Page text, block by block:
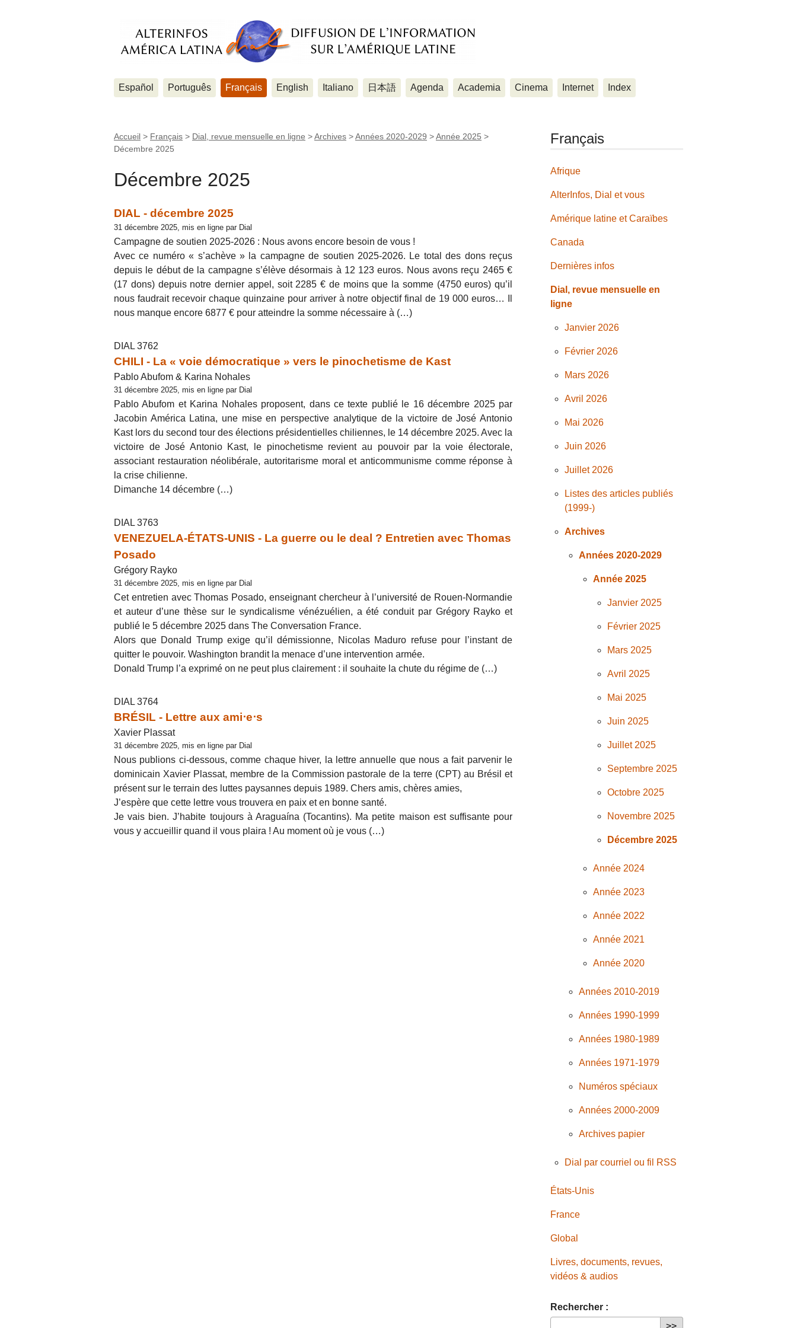
Español Português Français English Italiano 日本語 Agenda Academia Cinema Internet Index
Accueil > Français > Dial, revue mensuelle en ligne >Archives >Années 2020-2029 >Année 2025 >
Décembre 2025
Décembre 2025
DIAL - décembre 2025
31 décembre 2025, mis en ligne par Dial
Campagne de soutien 2025-2026 : Nous avons encore besoin de vous !
Avec ce numéro « s’achève » la campagne de soutien 2025-2026. Le total des dons reçus
depuis le début de la campagne s’élève désormais à 12 123 euros. Nous avons reçu 2465 €
(17 dons) depuis notre dernier appel, soit 2285 € de moins que la somme (4750 euros) qu’il
nous faudrait recevoir chaque quinzaine pour arriver à notre objectif final de 19 000 euros… Il
nous manque encore 6877 € pour atteindre la somme nécessaire à (…)
DIAL 3762
CHILI - La « voie démocratique » vers le pinochetisme de Kast
Pablo Abufom & Karina Nohales
31 décembre 2025, mis en ligne par Dial
Pablo Abufom et Karina Nohales proposent, dans ce texte publié le 16 décembre 2025 par
Jacobin América Latina, une mise en perspective analytique de la victoire de José Antonio
Kast lors du second tour des élections présidentielles chiliennes, le 14 décembre 2025. Avec la
victoire de José Antonio Kast, le pinochetisme revient au pouvoir par la voie électorale,
associant restauration néolibérale, autoritarisme moral et anticommunisme comme réponse à
la crise chilienne.
Dimanche 14 décembre (…)
DIAL 3763
VENEZUELA-ÉTATS-UNIS - La guerre ou le deal ? Entretien avec Thomas
Posado
Grégory Rayko
31 décembre 2025, mis en ligne par Dial
Cet entretien avec Thomas Posado, enseignant chercheur à l’université de Rouen-Normandie
et auteur d’une thèse sur le syndicalisme vénézuélien, a été conduit par Grégory Rayko et
publié le 5 décembre 2025 dans The Conversation France.
Alors que Donald Trump exige qu’il démissionne, Nicolas Maduro refuse pour l’instant de
quitter le pouvoir. Washington brandit la menace d’une intervention armée.
Donald Trump l’a exprimé on ne peut plus clairement : il souhaite la chute du régime de (…)
DIAL 3764
BRÉSIL - Lettre aux ami⋅e⋅s
Xavier Plassat
31 décembre 2025, mis en ligne par Dial
Nous publions ci-dessous, comme chaque hiver, la lettre annuelle que nous a fait parvenir le
dominicain Xavier Plassat, membre de la Commission pastorale de la terre (CPT) au Brésil et
présent sur le terrain des luttes paysannes depuis 1989. Chers amis, chères amies,
J’espère que cette lettre vous trouvera en paix et en bonne santé.
Je vais bien. J’habite toujours à Araguaína (Tocantins). Ma petite maison est suffisante pour
vous y accueillir quand il vous plaira ! Au moment où je vous (…)
Français
Afrique
AlterInfos, Dial et vous
Amérique latine et Caraïbes
Canada
Dernières infos
Dial, revue mensuelle en
ligne
Janvier 2026
Février 2026
Mars 2026
Avril 2026
Mai 2026
Juin 2026
Juillet 2026
Listes des articles publiés
(1999-)
Archives
Années 2020-2029
Année 2025
Janvier 2025
Février 2025
Mars 2025
Avril 2025
Mai 2025
Juin 2025
Juillet 2025
Septembre 2025
Octobre 2025
Novembre 2025
Décembre 2025
Année 2024
Année 2023
Année 2022
Année 2021
Année 2020
Années 2010-2019
Années 1990-1999
Années 1980-1989
Années 1971-1979
Numéros spéciaux
Années 2000-2009
Archives papier
Dial par courriel ou fil RSS
États-Unis
France
Global
Livres, documents, revues,
vidéos & audios
Rechercher :